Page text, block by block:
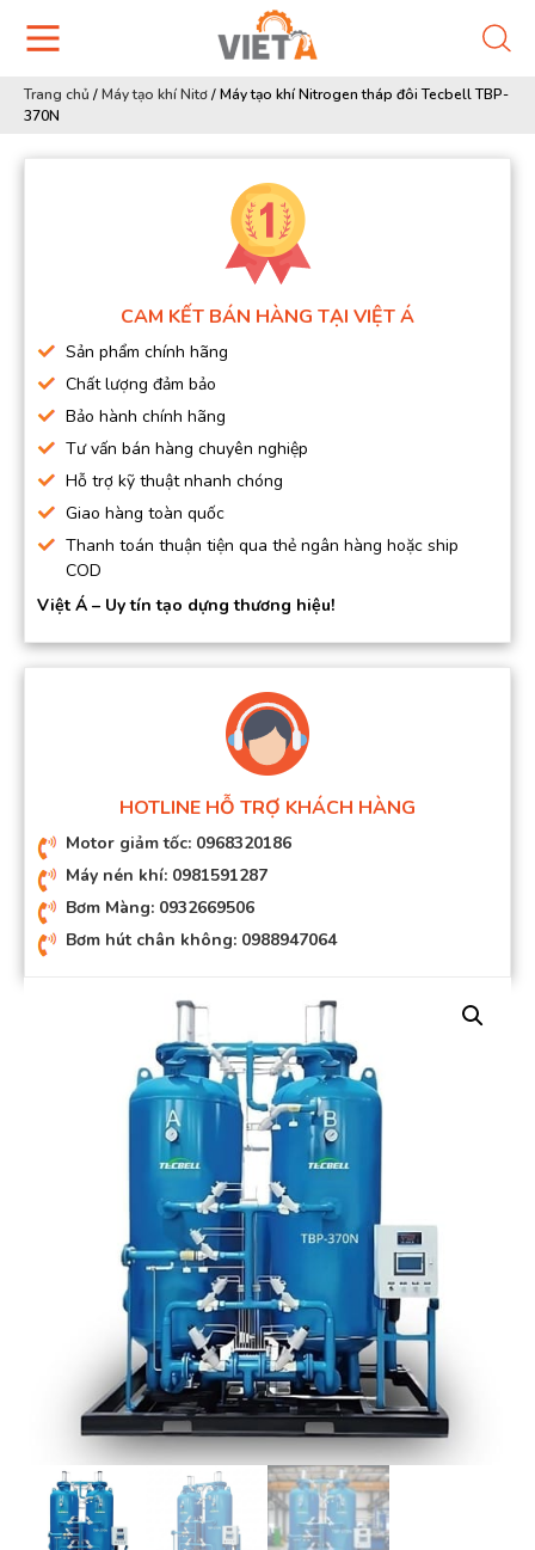
Trang chủ /Máy tạo khí Nitơ/Máy tạo khí Nitrogen tháp đôi Tecbell TBP-
370N
CAM KẾT BÁN HÀNG TẠI VIỆT Á
Sản phẩm chính hãng
Chất lượng đảm bảo
Bảo hành chính hãng
Tư vấn bán hàng chuyên nghiệp
Hỗ trợ kỹ thuật nhanh chóng
Giao hàng toàn quốc
Thanh toán thuận tiện qua thẻ ngân hàng hoặc ship
COD
Việt Á – Uy tín tạo dựng thương hiệu!
HOTLINE HỖ TRỢ KHÁCH HÀNG
Motor giảm tốc: 0968320186
Máy nén khí: 0981591287
Bơm Màng: 0932669506
Bơm hút chân không: 0988947064